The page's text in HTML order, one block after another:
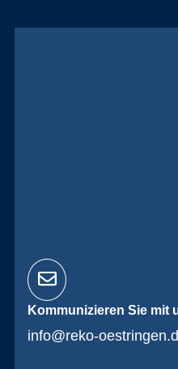
Kommunizieren Sie mit
info@reko-